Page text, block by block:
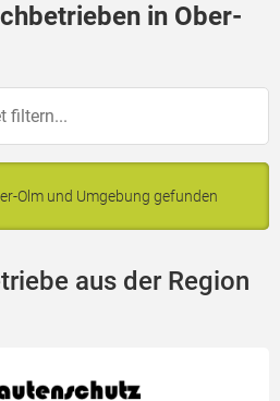
in Ober-
Olm und Umgebung gefunden
aus der Region